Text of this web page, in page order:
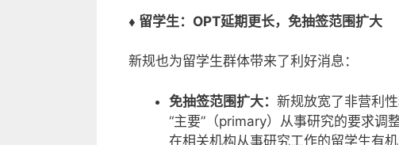
♦ 留学生：OPT延期更长，免抽签范围扩大
新规也为留学生群体带来了利好消息：
免抽签范围扩大： 新规放宽了非营利
“主要”（primary）从事研究的要求调
在相关机构从事研究工作的留学生有机